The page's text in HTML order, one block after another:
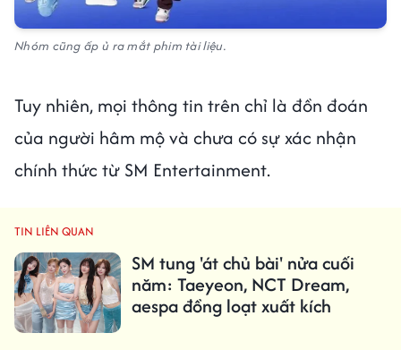
Nhóm cũng ấp ủ ra mắt phim tài liệu.
Tuy nhiên, mọi thông tin trên chỉ là đồn đoán
của người hâm mộ và chưa có sự xác nhận
chính thức từ SM Entertainment.
TIN LIÊN QUAN
SM tung 'át chủ bài' nửa cuối
năm: Taeyeon, NCT Dream,
aespa đồng loạt xuất kích